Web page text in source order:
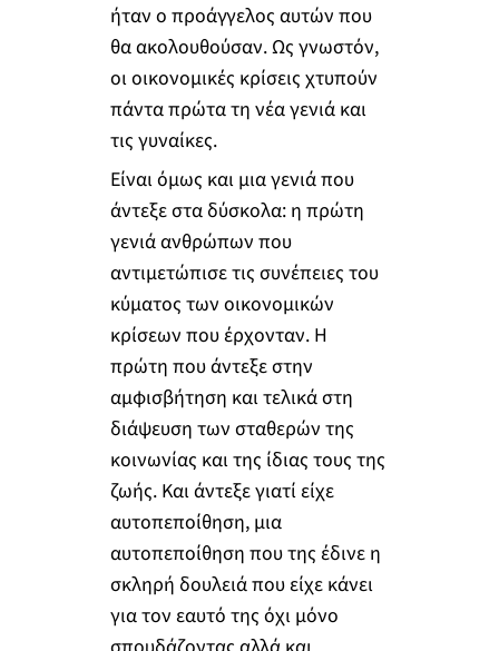
ήταν ο προάγγελος αυτών που
θα ακολουθούσαν. Ως γνωστόν,
οι οικονομικές κρίσεις χτυπούν
πάντα πρώτα τη νέα γενιά και
τις γυναίκες.
Είναι όμως και μια γενιά που
άντεξε στα δύσκολα: η πρώτη
γενιά ανθρώπων που
αντιμετώπισε τις συνέπειες του
κύματος των οικονομικών
κρίσεων που έρχονταν. Η
πρώτη που άντεξε στην
αμφισβήτηση και τελικά στη
διάψευση των σταθερών της
κοινωνίας και της ίδιας τους της
ζωής. Και άντεξε γιατί είχε
αυτοπεποίθηση, μια
αυτοπεποίθηση που της έδινε η
σκληρή δουλειά που είχε κάνει
για τον εαυτό της όχι μόνο